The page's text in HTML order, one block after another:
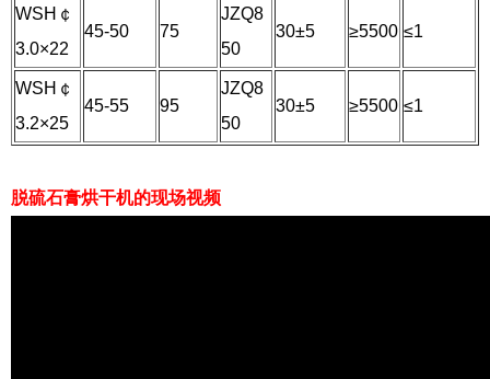
WSH￠
3.0×22
45-50 75
JZQ8
50
30±5 ≥5500 ≤1
WSH￠
3.2×25
45-55 95
JZQ8
50
30±5 ≥5500 ≤1
脱硫石膏烘干机的现场视频